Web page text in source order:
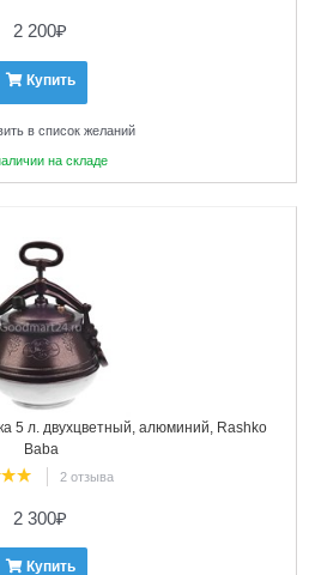
2 200₽
Купить
в список желаний
на складе
5 л. двухцветный, алюминий, Rashko
Baba
2 отзыва
2 300₽
Купить